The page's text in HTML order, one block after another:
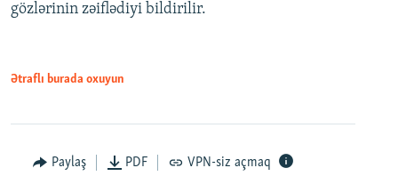
gözlərinin zəiflədiyi bildirilir.
Ətraflı burada oxuyun
Paylaş PDF VPN-siz açmaq